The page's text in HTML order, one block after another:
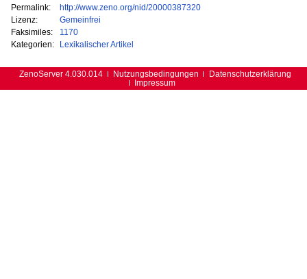
Permalink:
http://www.zeno.org/nid/20000387320
Lizenz:
Gemeinfrei
Faksimiles:
1170
Kategorien:
Lexikalischer Artikel
ZenoServer 4.030.014 Nutzungsbedingungen
Datenschutzerklärung
Impressum